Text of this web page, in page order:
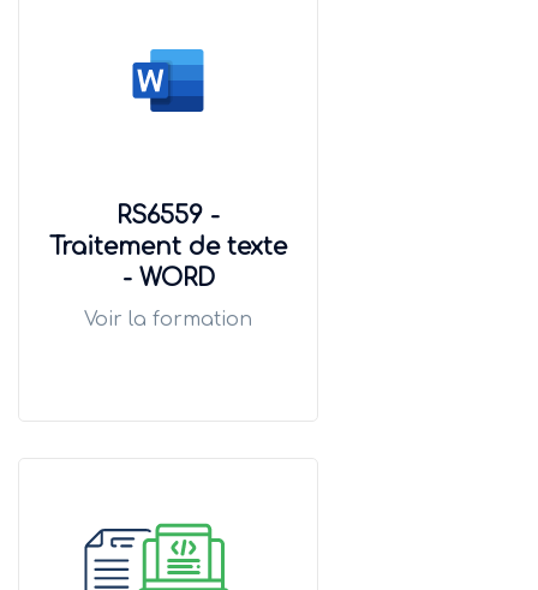
RS6559 -
Traitement de texte
- WORD
Voir la formation